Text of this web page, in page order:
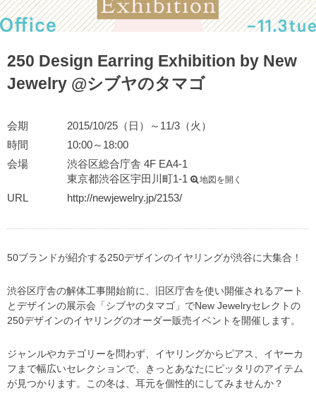
250 Design Earring Exhibition by New
Jewelry @シブヤのタマゴ
会期
2015/10/25（日）～11/3（火）
時間
10:00～18:00
会場
渋谷区総合庁舎 4F EA4-1
東京都渋谷区宇田川町1-1
地図を開く
URL http://newjewelry.jp/2153/
50ブランドが紹介する250デザインのイヤリングが渋谷に大集合！
渋谷区庁舎の解体工事開始前に、旧区庁舎を使い開催されるアート
とデザインの展示会「シブヤのタマゴ」でNew Jewelryセレクトの
250デザインのイヤリングのオーダー販売イベントを開催します。
ジャンルやカテゴリーを問わず、イヤリングからピアス、イヤーカ
フまで幅広いセレクションで、きっとあなたにピッタリのアイテム
が見つかります。この冬は、耳元を個性的にしてみませんか？